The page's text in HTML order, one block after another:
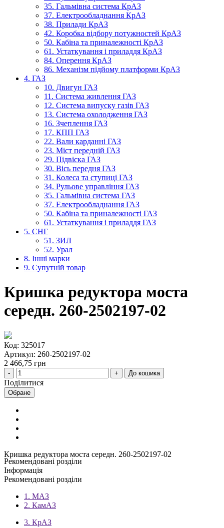
35. Гальмівна система КрАЗ
37. Електрообладнання КрАЗ
38. Прилади КрАЗ
42. Коробка відбору потужностей КрАЗ
50. Кабіна та приналежності КрАЗ
61. Устаткування і приладдя КрАЗ
84. Оперення КрАЗ
86. Механізм підйому платформи КрАЗ
4. ГАЗ
10. Двигун ГАЗ
11. Система живлення ГАЗ
12. Система випуску газів ГАЗ
13. Система охолодження ГАЗ
16. Зчеплення ГАЗ
17. КПП ГАЗ
22. Вали карданні ГАЗ
23. Міст передній ГАЗ
29. Підвіска ГАЗ
30. Вісь передня ГАЗ
31. Колеса та ступиці ГАЗ
34. Рульове управління ГАЗ
35. Гальмівна система ГАЗ
37. Електрообладнання ГАЗ
50. Кабіна та приналежності ГАЗ
61. Устаткування і приладдя ГАЗ
5. СНГ
51. ЗИЛ
52. Урал
8. Інші марки
9. Супутній товар
Кришка редуктора моста
середн. 260-2502197-02
Код: 325017
Артикул: 260-2502197-02
2 466,75 грн
До кошика
Поділитися
Обране
Кришка редуктора моста середн. 260-2502197-02
Рекомендовані розділи
Інформація
Рекомендовані розділи
1. МАЗ
2. КамАЗ
3. КрАЗ